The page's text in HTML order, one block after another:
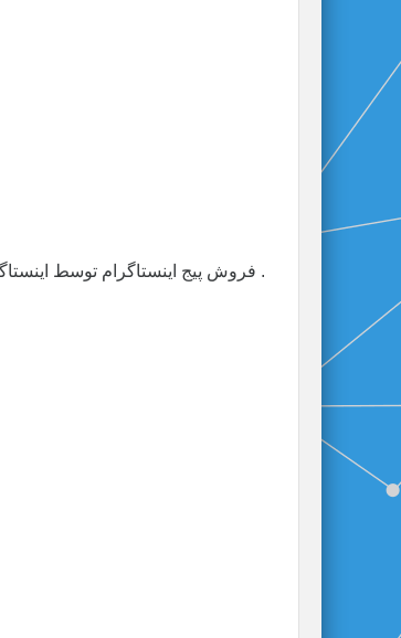
فروش پیج اینستاگرام توسط اینستاگرام من انجام می شود و پرداخت آن در همین مکان انجام می شود .